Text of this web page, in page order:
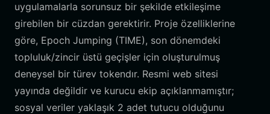
uygulamalarla sorunsuz bir şekilde etkileşime
girebilen bir cüzdan gerektirir. Proje özelliklerine
göre, Epoch Jumping (TIME), son dönemdeki
topluluk/zincir üstü geçişler için oluşturulmuş
deneysel bir türev tokendır. Resmi web sitesi
yayında değildir ve kurucu ekip açıklanmamıştır;
sosyal veriler yaklaşık 2 adet tutucu olduğunu